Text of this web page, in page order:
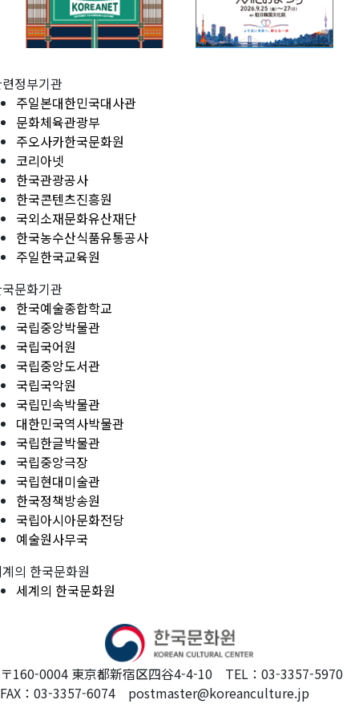
정부기관
주일본대한민국대사관
문화체육관광부
주오사카한국문화원
코리아넷
한국관광공사
한국콘텐츠진흥원
국외소재문화유산재단
한국농수산식품유통공사
주일한국교육원
문화기관
한국예술종합학교
국립중앙박물관
국립국어원
국립중앙도서관
국립국악원
국립민속박물관
대한민국역사박물관
국립한글박물관
국립중앙극장
국립현대미술관
한국정책방송원
국립아시아문화전당
예술원사무국
의 한국문화원
세계의 한국문화원
〒160-0004 東京都新宿区四谷4-4-10 TEL：03-3357-5970
FAX：03-3357-6074 postmaster@koreanculture.jp